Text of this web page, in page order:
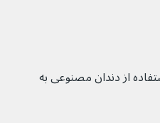
از دندان مصنوعی به